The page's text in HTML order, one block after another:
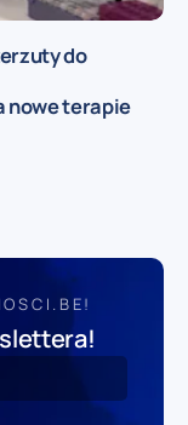
do
nowe terapie